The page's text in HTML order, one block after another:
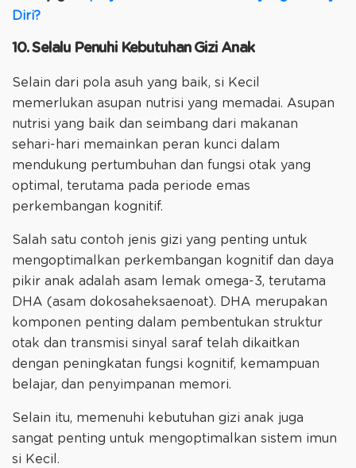
Diri?
10. Selalu Penuhi Kebutuhan Gizi Anak
Selain dari pola asuh yang baik, si Kecil
memerlukan asupan nutrisi yang memadai. Asupan
nutrisi yang baik dan seimbang dari makanan
sehari-hari memainkan peran kunci dalam
mendukung pertumbuhan dan fungsi otak yang
optimal, terutama pada periode emas
perkembangan kognitif.
Salah satu contoh jenis gizi yang penting untuk
mengoptimalkan perkembangan kognitif dan daya
pikir anak adalah asam lemak omega-3, terutama
DHA (asam dokosaheksaenoat). DHA merupakan
komponen penting dalam pembentukan struktur
otak dan transmisi sinyal saraf telah dikaitkan
dengan peningkatan fungsi kognitif, kemampuan
belajar, dan penyimpanan memori.
Selain itu, memenuhi kebutuhan gizi anak juga
sangat penting untuk mengoptimalkan sistem imun
si Kecil.